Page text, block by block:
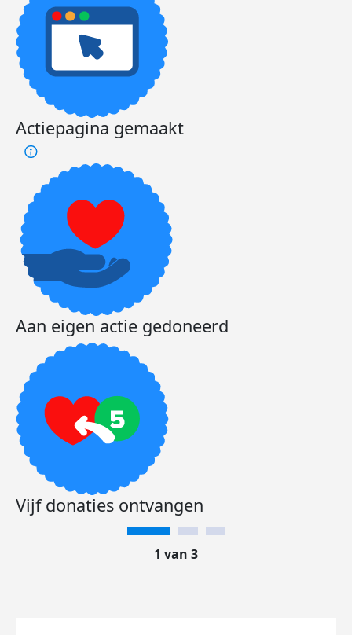
Actiepagina gemaakt
Aan eigen actie gedoneerd
Vijf donaties ontvangen
1 van 3